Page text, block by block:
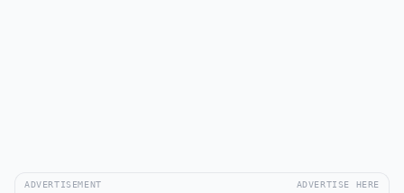
ADVERTISEMENT ADVERTISE HERE